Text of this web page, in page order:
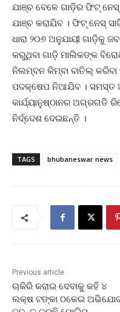
ଯାଞ୍ଚ ବେଳେ ଗାଡ଼ିର ଫିଟ୍
ଯାଞ୍ଚ କରାଯିବ । ଫିଟ୍ ନେସ୍
ଧାରା ୨୦୭ ଅନୁଯାୟୀ ଗାଡ଼ିକୁ
କରୁଥିବା ଗାଡ଼ି ମାଲିକଙ୍କ
ନିଲମ୍ବନ କିମ୍ବା ବାତିଲ୍
ପଦକ୍ଷେପ ନିଆଯିବ । ସମସ୍ତ
କାର୍ଯ୍ୟାନୁଷ୍ଠାନର ଅଗ୍ରଗତି
ନିର୍ଦ୍ଦେଶ ଦେଇଛନ୍ତି ।
TAGS bhubaneswar news
Previous article
ଚାକିରି କରାଇ ଦେବାକୁ କହି ୪
ଲକ୍ଷ ଟଙ୍କା ଠକେଇ